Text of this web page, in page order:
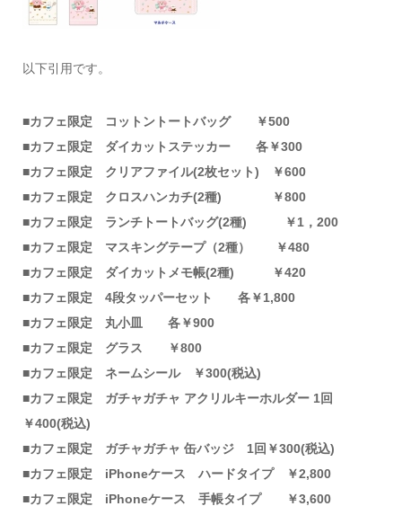
以下引用です。
■カフェ限定 コットントートバッグ ￥500
■カフェ限定 ダイカットステッカー 各￥300
■カフェ限定 クリアファイル(2枚セット) ￥600
■カフェ限定 クロスハンカチ(2種) ￥800
■カフェ限定 ランチトートバッグ(2種) ￥1，200
■カフェ限定 マスキングテープ（2種） ￥480
■カフェ限定 ダイカットメモ帳(2種) ￥420
■カフェ限定 4段タッパーセット 各￥1,800
■カフェ限定 丸小皿 各￥900
■カフェ限定 グラス ￥800
■カフェ限定 ネームシール ￥300(税込)
■カフェ限定 ガチャガチャ アクリルキーホルダー 1回
￥400(税込)
■カフェ限定 ガチャガチャ 缶バッジ 1回￥300(税込)
■カフェ限定 iPhoneケース ハードタイプ ￥2,800
■カフェ限定 iPhoneケース 手帳タイプ ￥3,600